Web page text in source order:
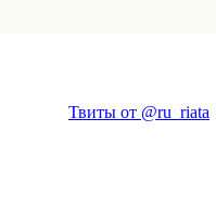
Твиты от @ru_riata